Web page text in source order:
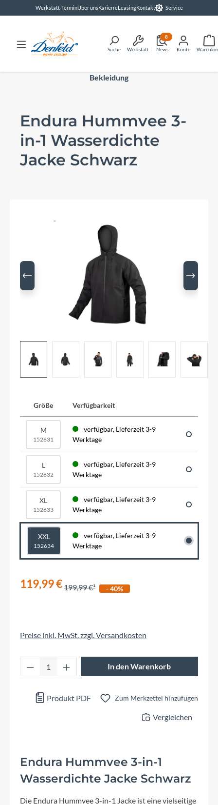
springenWerkstatt-TerminÜber unsKarierreLeasingKontakt Service
Suche Werkstatt News
8
Konto
Bekleidung
Endura Hummvee 3-
in-1 Wasserdichte
Jacke Schwarz
Größe Verfügbarkeit
M
152631
verfügbar, Lieferzeit 3-9
Werktage
L
152632
verfügbar, Lieferzeit 3-9
Werktage
XL
152633
verfügbar, Lieferzeit 3-9
Werktage
XXL
152634
verfügbar, Lieferzeit 3-9
Werktage
119,99 €199,99 € - 40%
Preise inkl. MwSt. zzgl. Versandkosten
Produkt Anzahl: Gib den gewünschten
In den Warenkorb
Produkt PDF Zum Merkzettel hinzufügen
Vergleichen
Endura Hummvee 3-in-1
Wasserdichte Jacke Schwarz
Die Endura Hummvee 3-in-1 Jacke ist eine vielseitige